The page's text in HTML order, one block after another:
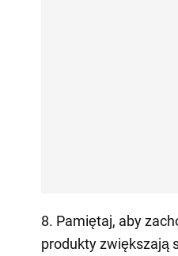
8. Pamiętaj, aby
produkty zwiększają